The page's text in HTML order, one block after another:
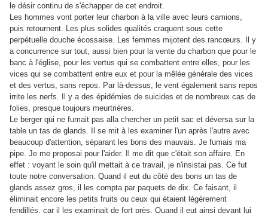
le désir continu de s'échapper de cet endroit.
Les hommes vont porter leur charbon à la ville avec leurs camions,
puis retournent. Les plus solides qualités craquent sous cette
perpétuelle douche écossaise. Les femmes mijotent des rancœurs. Il y
a concurrence sur tout, aussi bien pour la vente du charbon que pour le
banc à l'église, pour les vertus qui se combattent entre elles, pour les
vices qui se combattent entre eux et pour la mêlée générale des vices
et des vertus, sans repos. Par là-dessus, le vent également sans repos
irrite les nerfs. Il y a des épidémies de suicides et de nombreux cas de
folies, presque toujours meurtrières.
Le berger qui ne fumait pas alla chercher un petit sac et déversa sur la
table un tas de glands. Il se mit à les examiner l'un après l'autre avec
beaucoup d'attention, séparant les bons des mauvais. Je fumais ma
pipe. Je me proposai pour l'aider. Il me dit que c'était son affaire. En
effet : voyant le soin qu'il mettait à ce travail, je n'insistai pas. Ce fut
toute notre conversation. Quand il eut du côté des bons un tas de
glands assez gros, il les compta par paquets de dix. Ce faisant, il
éliminait encore les petits fruits ou ceux qui étaient légèrement
fendillés, car il les examinait de fort près. Quand il eut ainsi devant lui